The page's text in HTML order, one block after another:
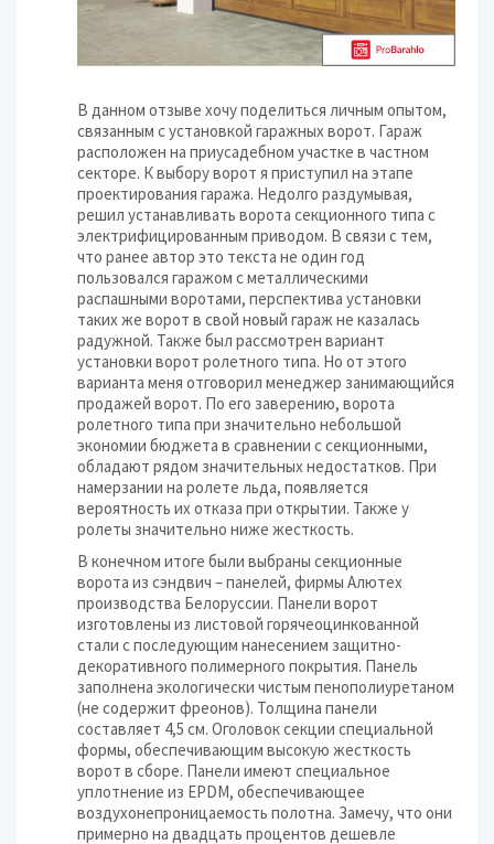
В данном отзыве хочу поделиться личным опытом,
связанным с установкой гаражных ворот. Гараж
расположен на приусадебном участке в частном
секторе. К выбору ворот я приступил на этапе
проектирования гаража. Недолго раздумывая,
решил устанавливать ворота секционного типа с
электрифицированным приводом. В связи с тем,
что ранее автор это текста не один год
пользовался гаражом с металлическими
распашными воротами, перспектива установки
таких же ворот в свой новый гараж не казалась
радужной. Также был рассмотрен вариант
установки ворот ролетного типа. Но от этого
варианта меня отговорил менеджер занимающийся
продажей ворот. По его заверению, ворота
ролетного типа при значительно небольшой
экономии бюджета в сравнении с секционными,
обладают рядом значительных недостатков. При
намерзании на ролете льда, появляется
вероятность их отказа при открытии. Также у
ролеты значительно ниже жесткость.
В конечном итоге были выбраны секционные
ворота из сэндвич – панелей, фирмы Алютех
производства Белоруссии. Панели ворот
изготовлены из листовой горячеоцинкованной
стали с последующим нанесением защитно-
декоративного полимерного покрытия. Панель
заполнена экологически чистым пенополиуретаном
(не содержит фреонов). Толщина па­нели
составляет 4,5 см. Оголовок секции специальной
формы, обеспечивающим высокую жесткость
ворот в сборе. Панели имеют специальное
уплотнение из ЕРDМ, обеспечивающее
воздухонепроницаемость полотна. Замечу, что они
примерно на двадцать процентов дешевле